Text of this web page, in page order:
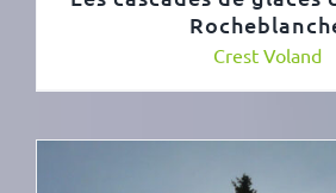
Crest Voland